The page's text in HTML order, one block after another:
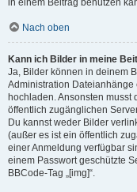
in einem Beitrag benutzen
Nach oben
Kann ich Bilder in meine
Ja, Bilder können in deinem
Administration
hochladen. Ansonsten
öffentlich zugänglichen
Du kannst weder Bilder
(außer es ist ein öffentlich
einer Anmeldung verfügbar
einem Passwort geschützte
BBCode-Tag „[img]“.